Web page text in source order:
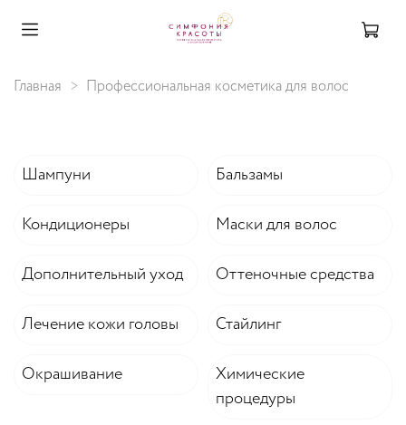
Главная Профессиональная косметика для волос
Шампуни Бальзамы
Кондиционеры Маски для волос
Дополнительный уход Оттеночные средства
Лечение кожи головы Стайлинг
Окрашивание
Химические
процедуры